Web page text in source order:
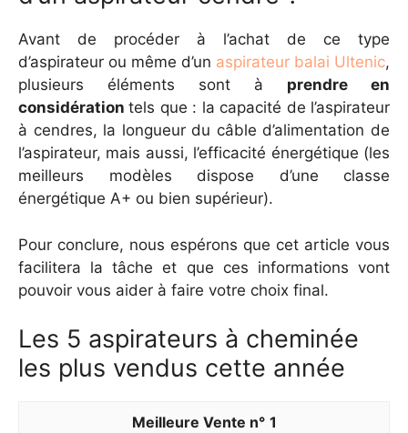
Avant de procéder à l’achat de ce type
d’aspirateur ou même d’un aspirateur balai Ultenic,
plusieurs éléments sont à prendre en
considérationtels que : la capacité de l’aspirateur
à cendres, la longueur du câble d’alimentation de
l’aspirateur, mais aussi, l’efficacité énergétique (les
meilleurs modèles dispose d’une classe
énergétique A+ ou bien supérieur).
Pour conclure, nous espérons que cet article vous
facilitera la tâche et que ces informations vont
pouvoir vous aider à faire votre choix final.
Les 5 aspirateurs à cheminée
les plus vendus cette année
1